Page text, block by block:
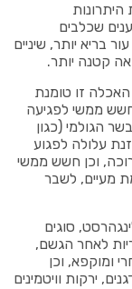
היתרונות
שכלבים
בריא יותר, שיניים
קטנה יותר.
זו טומנת
חשש ממשי לפגיעה
הגולמי (כגון
עלולה לפגוע
וכן חשש ממשי
מעיים, לשבר
סוגים
לאחר הגשם,
ומוקפא, וכן
ירקות וויטמינים